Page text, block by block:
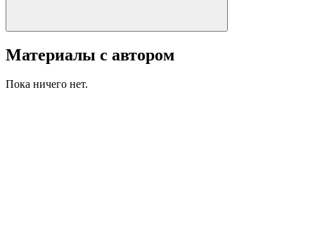
Материалы с автором
Пока ничего нет.